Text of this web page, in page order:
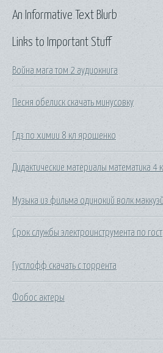
Links to Important Stuff
Война мага том 2 аудиокнига
Песня обелиск скачать минусовку
Гдз по химии 8 кл ярошенко
Дидактические материалы математика 4
Музыка из фильма одинокий волк
Срок службы электроинструмента по гост
Густлофф скачать с торрента
Фобос актеры
An Informative Text Blurb